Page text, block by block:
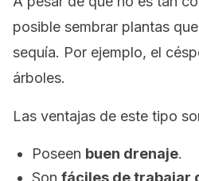
posible sembrar plantas
sequía. Por ejemplo, el
árboles.
Las ventajas de este tipo
Poseen buen drenaje.
Son fáciles de trabajar